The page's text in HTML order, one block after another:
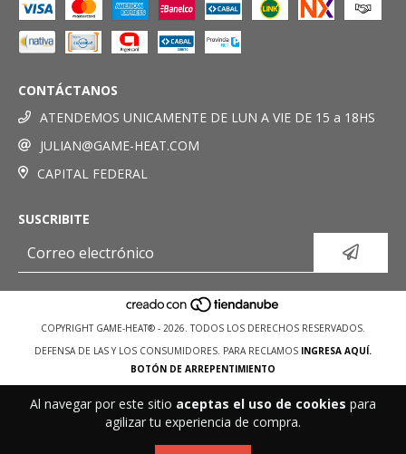
Al navegar por este sitio aceptas el uso de cookies para
agilizar tu experiencia de compra.
CONTÁCTANOS
ATENDEMOS UNICAMENTE DE LUN A VIE DE 15 a 18HS
JULIAN@GAME-HEAT.COM
CAPITAL FEDERAL
SUSCRIBITE
COPYRIGHT GAME-HEAT® - 2026. TODOS LOS DERECHOS RESERVADOS.
DEFENSA DE LAS Y LOS CONSUMIDORES. PARA RECLAMOS INGRESA AQUÍ.
BOTÓN DE ARREPENTIMIENTO